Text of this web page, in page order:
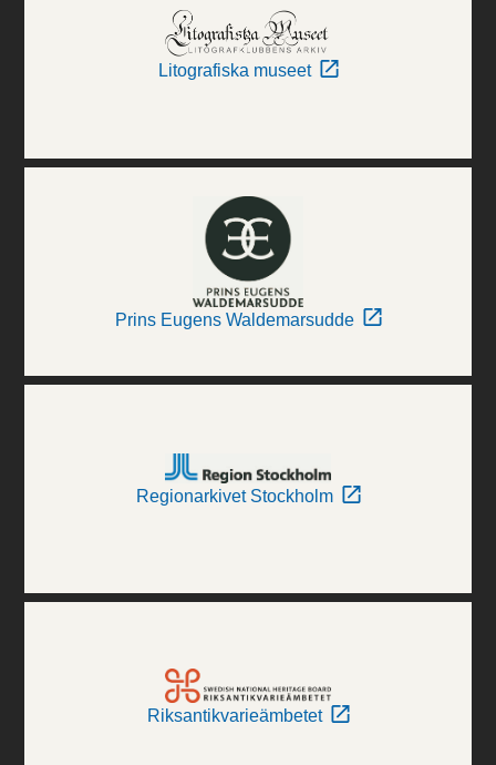
Litografiska museet
Prins Eugens Waldemarsudde
Regionarkivet Stockholm
Riksantikvarieämbetet